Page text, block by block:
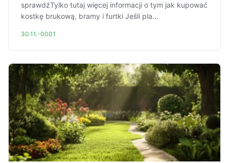
sprawdźTylko tutaj więcej informacji o tym jak kupować
kostkę brukową, bramy i furtki Jeśli pla...
30.11.-0001